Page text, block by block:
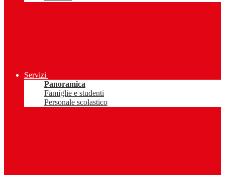
Servizi
Panoramica
Famiglie e studenti
Personale scolastico